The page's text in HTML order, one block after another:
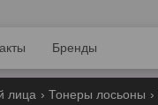
Бренды
лица Тонеры лосьоны